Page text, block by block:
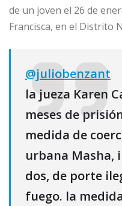
de un joven el 26 de
Francisca, en el Distrito
@juliobenzant
la jueza Karen
meses de
medida de
urbana Masha,
dos, de porte
fuego. la